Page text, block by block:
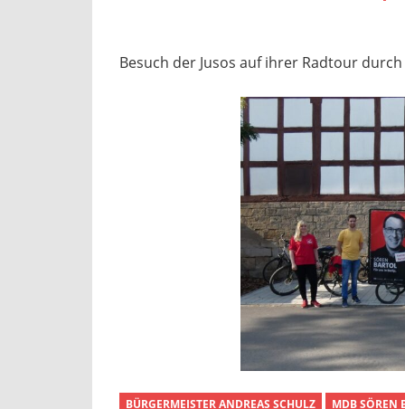
Besuch der Jusos auf ihrer Radtour
BÜRGERMEISTER ANDREAS SCHULZ MDB SÖREN